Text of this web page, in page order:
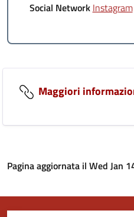
Social Network Instagram
Maggiori
Pagina aggiornata il Wed Jan